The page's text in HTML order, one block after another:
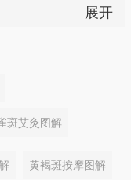
缓解眼部疲劳，还
展开
斑艾灸图解
黄褐斑按摩图解